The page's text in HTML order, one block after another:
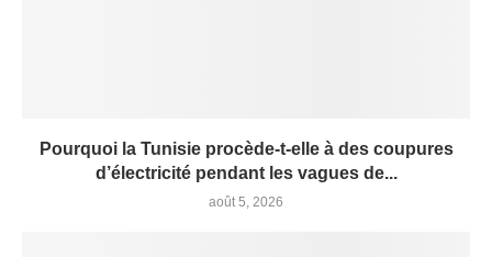
Pourquoi la Tunisie procède-t-elle à des coupures
d’électricité pendant les vagues de...
août 5, 2026